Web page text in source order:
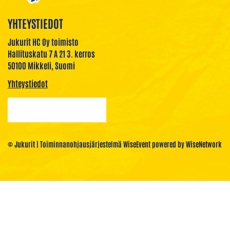
YHTEYSTIEDOT
Jukurit HC Oy toimisto
Hallituskatu 7 A 21 3. kerros
50100 Mikkeli, Suomi
Yhteystiedot
© Jukurit | Toiminnanohjausjärjestelmä WiseEventpowered byWiseNetwork